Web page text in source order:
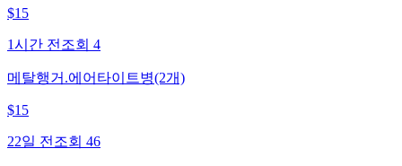
$15
1시간 전 조회 4
메탈행거.에어타이트병(2개)
$15
22일 전 조회 46